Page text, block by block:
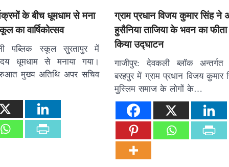
के बीच धूमधाम से मना
का वार्षिकोत्सव
पब्लिक स्कूल सुरतापुर में
धूमधाम से मनाया गया।
मुख्य अतिथि अपर सचिव
ग्राम प्रधान विजय कुमार सिंह
हुसैनिया ताजिया के भवन का
किया उद्घाटन
गाजीपुर: देवकली ब्लॉक अन्तर्गत
बरहपुर में ग्राम प्रधान विजय
मुस्लिम समाज के लोगों के…